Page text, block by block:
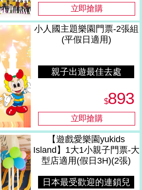
親子出遊最佳去處
小人國主題樂園門票-2張組
(平假日適用)
$893
日本最受歡迎的連鎖兒
【遊戲愛樂園yukids
Island】1大1小親子門票-大
型店適用(假日3H)(2張)